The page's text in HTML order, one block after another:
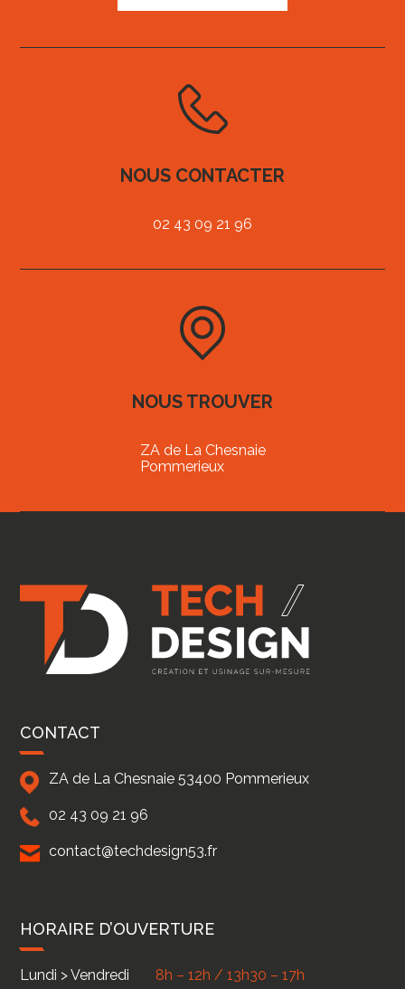
NOUS TROUVER
ZA de La Chesnaie
Pommerieux
NOUS CONTACTER
02 43 09 21 96
CONTACT
ZA de La Chesnaie 53400 Pommerieux
02 43 09 21 96
contact@techdesign53.fr
HORAIRE D’OUVERTURE
Lundi > Vendredi 8h – 12h / 13h30 – 17h